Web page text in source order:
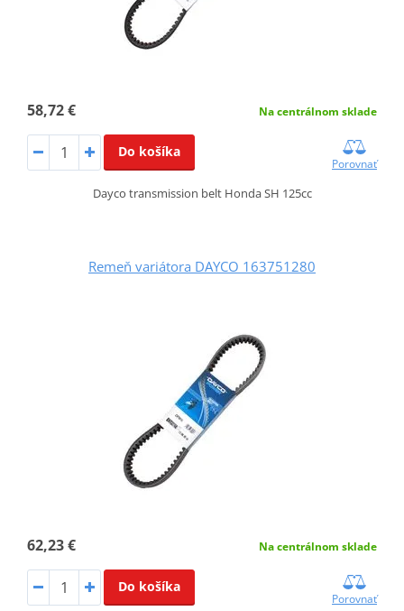
58,72 € Na centrálnom sklade
Do košíka
Porovnať
Dayco transmission belt Honda SH 125cc
Remeň variátora DAYCO 163751280
62,23 € Na centrálnom sklade
Do košíka
Porovnať